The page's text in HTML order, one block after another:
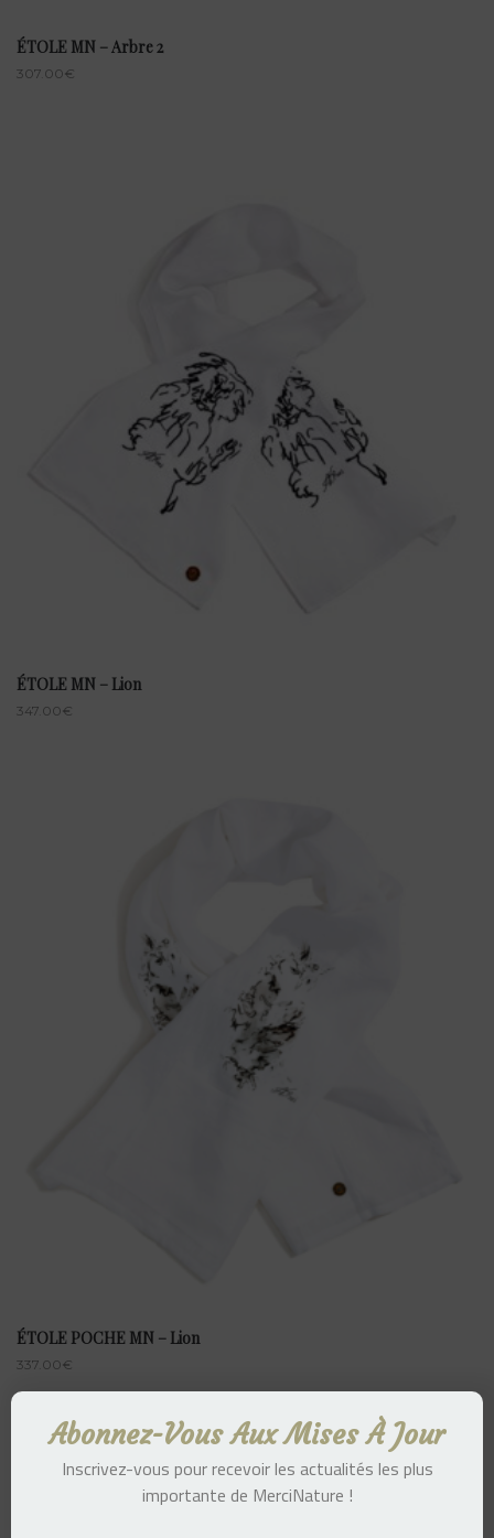
ÉTOLE MN – Arbre 2
307.00€
ÉTOLE MN – Lion
347.00€
ÉTOLE POCHE MN – Lion
337.00€
Abonnez-Vous Aux Mises À Jour
Inscrivez-vous pour recevoir les actualités les plus
importante de MerciNature !